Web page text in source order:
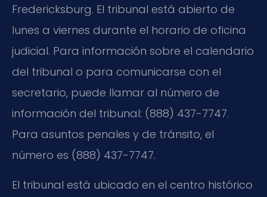
Fredericksburg. El tribunal está abierto de
lunes a viernes durante el horario de oficina
judicial. Para información sobre el calendario
del tribunal o para comunicarse con el
secretario, puede llamar al número de
información del tribunal: (888) 437-7747.
Para asuntos penales y de tránsito, el
número es (888) 437-7747.
El tribunal está ubicado en el centro histórico